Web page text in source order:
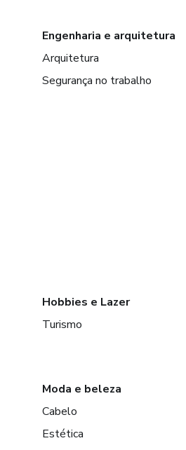
Engenharia e arquitetura
Arquitetura
Segurança no trabalho
Hobbies e Lazer
Turismo
Moda e beleza
Cabelo
Estética